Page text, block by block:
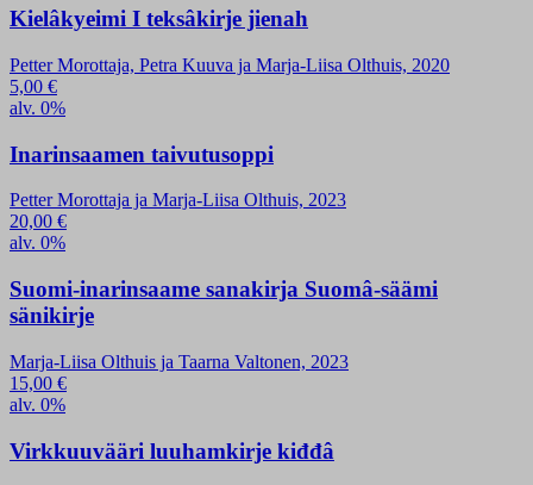
Kielâkyeimi I teksâkirje jienah
Petter Morottaja, Petra Kuuva ja Marja-Liisa Olthuis, 2020
5,00 €
alv. 0%
Inarinsaamen taivutusoppi
Petter Morottaja ja Marja-Liisa Olthuis, 2023
20,00 €
alv. 0%
Suomi-inarinsaame sanakirja Suomâ-säämi
sänikirje
Marja-Liisa Olthuis ja Taarna Valtonen, 2023
15,00 €
alv. 0%
Virkkuuvääri luuhamkirje kiđđâ